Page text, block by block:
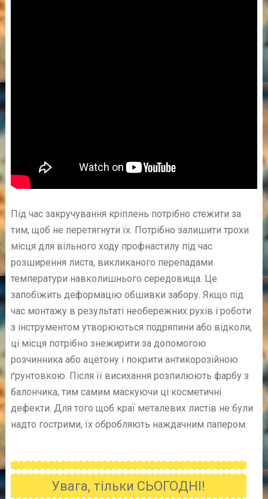
Під час закручування кріплень потрібно стежити за
тим, щоб не перетягнути їх. Потрібно залишити трохи
місця для вільного ходу профнастилу під час
розширення листа, викликаного перепадами
температури навколишнього середовища. Це
запобіжить деформацію обшивки забору. Якщо під
час монтажу в результаті необережних рухів і роботи
з інструментом утворюються подряпини або відколи,
ці місця потрібно знежирити за допомогою
розчинника або ацетону і покрити антикорозійною
ґрунтовкою. Після її висихання розпилюють фарбу з
балончика, тим самим маскуючи ці косметичні
дефекти. Для того щоб краї металевих листів не були
надто гострими, їх обробляють наждачним папером.
Увага, тільки СЬОГОДНІ!